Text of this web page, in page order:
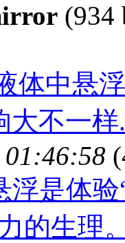
(934
体中悬
大不一
浮是体
的生理